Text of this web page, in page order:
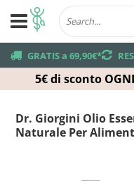
5€ di sconto
truck GRATIS a 69,90€*returns
Dr. Giorgini Olio
Naturale Per